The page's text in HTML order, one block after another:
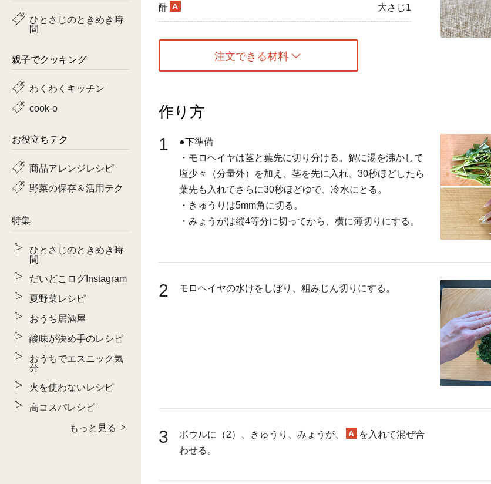
酢 A 大さじ1
注文できる材料
作り方
1
●下準備
・モロヘイヤは茎と葉先に切り分ける。鍋に湯を沸かして
塩少々（分量外）を加え、茎を先に入れ、30秒ほどしたら
葉先も入れてさらに30秒ほどゆで、冷水にとる。
・きゅうりは5mm角に切る。
・みょうがは縦4等分に切ってから、横に薄切りにする。
2 モロヘイヤの水けをしぼり、粗みじん切りにする。
3 ボウルに（2）、きゅうり、みょうが、 A
を入れて混ぜ合
わせる。
ひとさじのときめき時
間
親子でクッキング
わくわくキッチン
cook-o
お役立ちテク
商品アレンジレシピ
野菜の保存＆活用テク
特集
ひとさじのときめき時
間
だいどこログInstagram
夏野菜レシピ
おうち居酒屋
酸味が決め手のレシピ
おうちでエスニック気
分
火を使わないレシピ
高コスパレシピ
もっと見る